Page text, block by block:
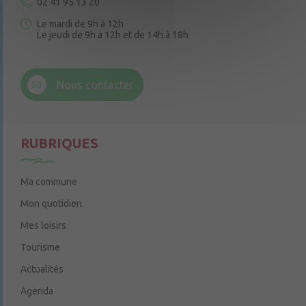
Le mardi de 9h à 12h
Le jeudi de 9h à 12h et de 14h à 18h
Nous contacter
RUBRIQUES
Ma commune
Mon quotidien
Mes loisirs
Tourisme
Actualités
Agenda